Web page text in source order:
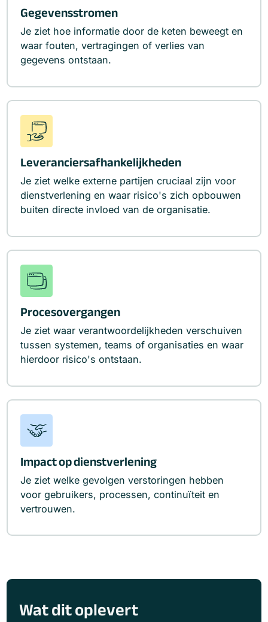
Gegevensstromen
Je ziet hoe informatie door de keten beweegt en
waar fouten, vertragingen of verlies van
gegevens ontstaan.
Leveranciersafhankelijkheden
Je ziet welke externe partijen cruciaal zijn voor
dienstverlening en waar risico's zich opbouwen
buiten directe invloed van de organisatie.
Procesovergangen
Je ziet waar verantwoordelijkheden verschuiven
tussen systemen, teams of organisaties en waar
hierdoor risico's ontstaan.
Impact op dienstverlening
Je ziet welke gevolgen verstoringen hebben
voor gebruikers, processen, continuïteit en
vertrouwen.
Wat dit oplevert